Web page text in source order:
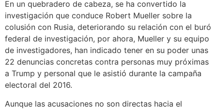
En un quebradero de cabeza, se ha convertido la
investigación que conduce Robert Mueller sobre la
colusión con Rusia, deteriorando su relación con el buró
federal de investigación, por ahora, Mueller y su equipo
de investigadores, han indicado tener en su poder unas
22 denuncias concretas contra personas muy próximas
a Trump y personal que le asistió durante la campaña
electoral del 2016.
Aunque las acusaciones no son directas hacia el